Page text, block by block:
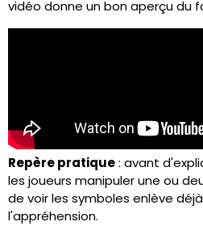
vidéo donne un bon aperçu du
Repère pratique: avant
les joueurs manipuler une ou
de voir les symboles enlève
l'appréhension.